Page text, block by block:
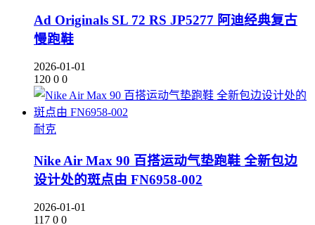
Ad Originals SL 72 RS JP5277 阿迪经典复古
慢跑鞋
2026-01-01
120 0 0
耐克
Nike Air Max 90 百搭运动气垫跑鞋 全新包边
设计处的斑点由 FN6958-002
2026-01-01
117 0 0